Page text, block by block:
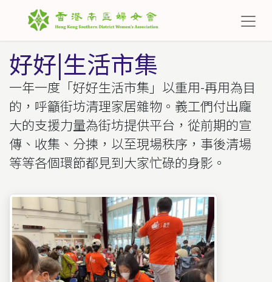
好好|生活市集
一年一度「好好生活市集」以重用-再用為目
的，呼籲街坊清理家居雜物。義工們付出龐
大的支援力量為街坊提供平台，從前期的宣
傳、收集、分揀，以至現場秩序，事後清場
等等各個環節都見到大家忙碌的身影。